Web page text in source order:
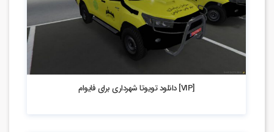
[VIP] دانلود تویوتا شهرداری برای فایوام